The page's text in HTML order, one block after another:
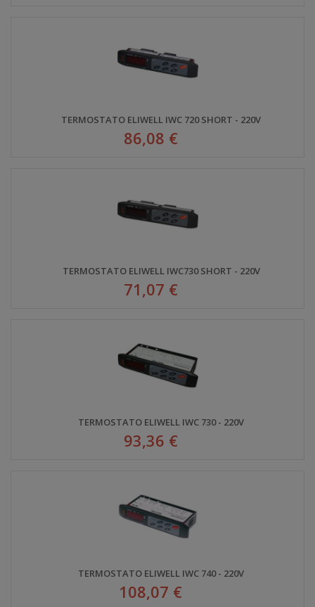
TERMOSTATO ELIWELL IWC 720 SHORT - 220V
86,08 €
TERMOSTATO ELIWELL IWC730 SHORT - 220V
71,07 €
TERMOSTATO ELIWELL IWC 730 - 220V
93,36 €
TERMOSTATO ELIWELL IWC 740 - 220V
108,07 €